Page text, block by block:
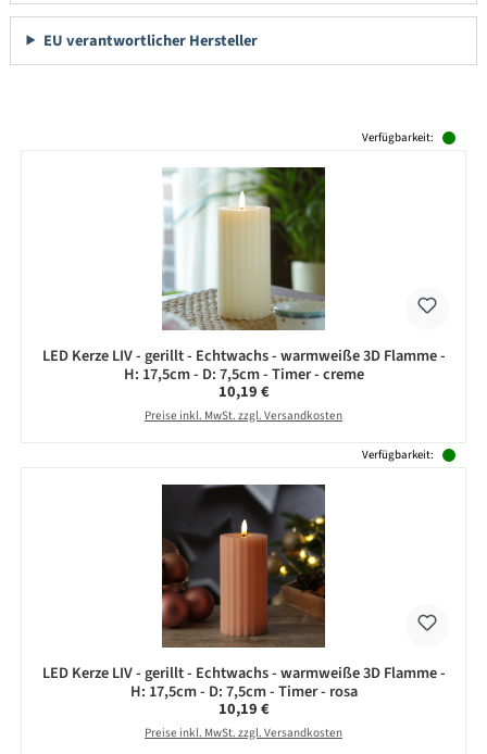
EU verantwortlicher Hersteller
Verfügbarkeit:
LED Kerze LIV - gerillt - Echtwachs - warmweiße 3D Flamme -
H: 17,5cm - D: 7,5cm - Timer - creme
Regulärer Preis:
10,19 €
Preise inkl. MwSt. zzgl. Versandkosten
Verfügbarkeit:
LED Kerze LIV - gerillt - Echtwachs - warmweiße 3D Flamme -
H: 17,5cm - D: 7,5cm - Timer - rosa
Regulärer Preis:
10,19 €
Preise inkl. MwSt. zzgl. Versandkosten